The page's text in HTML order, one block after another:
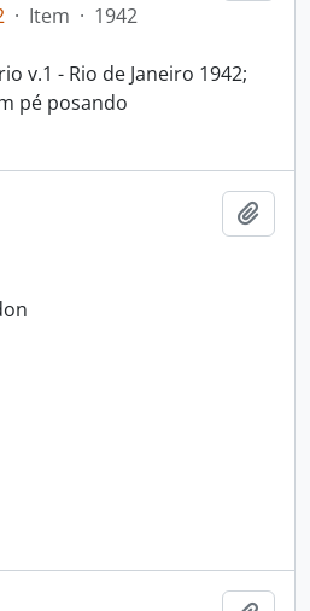
· Item · 1942
v.1 - Rio de Janeiro 1942;
pé posando